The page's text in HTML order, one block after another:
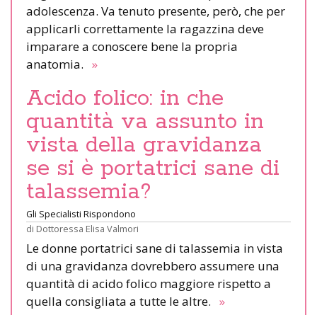
adolescenza. Va tenuto presente, però, che per
applicarli correttamente la ragazzina deve
imparare a conoscere bene la propria
anatomia. »
Acido folico: in che
quantità va assunto in
vista della gravidanza
se si è portatrici sane di
talassemia?
Gli Specialisti Rispondono
di Dottoressa Elisa Valmori
Le donne portatrici sane di talassemia in vista
di una gravidanza dovrebbero assumere una
quantità di acido folico maggiore rispetto a
quella consigliata a tutte le altre. »